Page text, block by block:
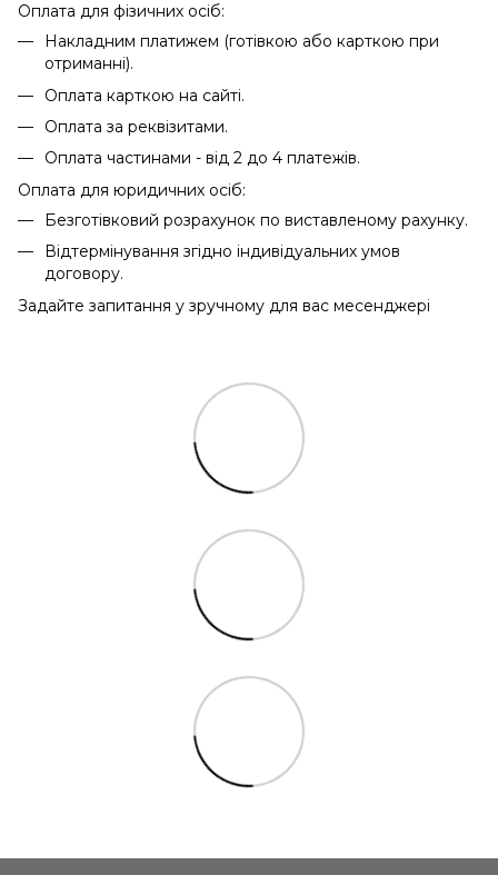
Оплата для фізичних осіб:
Накладним платижем (готівкою або карткою при
отриманні).
Оплата карткою на сайті.
Оплата за реквізитами.
Оплата частинами - від 2 до 4 платежів.
Оплата для юридичних осіб:
Безготівковий розрахунок по виставленому рахунку.
Відтермінування згідно індивідуальних умов
договору.
Задайте запитання у зручному для вас месенджері